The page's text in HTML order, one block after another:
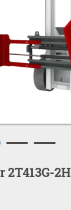
2T413G-2H